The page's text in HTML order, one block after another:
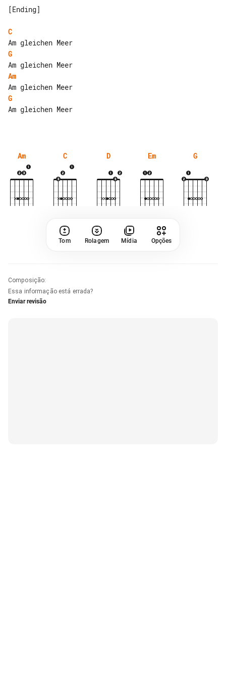
[Ending]
C
G
Am
G
Am gleichen Meer
Am C D Em G
Tom Rolagem Mídia Opções
Composição:
Essa informação está errada?
Enviar revisão